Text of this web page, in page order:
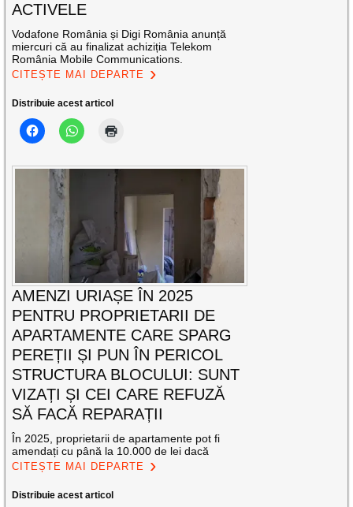
ACTIVELE
Vodafone România și Digi România anunță
miercuri că au finalizat achiziția Telekom
România Mobile Communications.
CITEȘTE MAI DEPARTE
Distribuie acest articol
AMENZI URIAȘE ÎN 2025
PENTRU PROPRIETARII DE
APARTAMENTE CARE SPARG
PEREȚII ȘI PUN ÎN PERICOL
STRUCTURA BLOCULUI: SUNT
VIZAȚI ȘI CEI CARE REFUZĂ
SĂ FACĂ REPARAȚII
În 2025, proprietarii de apartamente pot fi
amendați cu până la 10.000 de lei dacă
CITEȘTE MAI DEPARTE
Distribuie acest articol